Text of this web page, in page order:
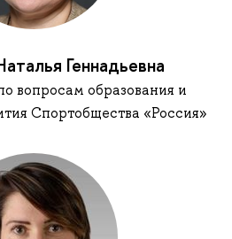
Геннадьевна
вопросам образования и
Спортобщества «Россия»